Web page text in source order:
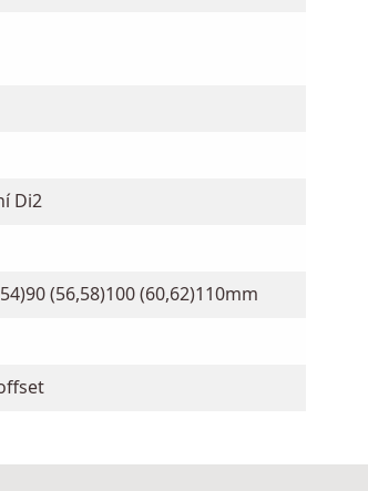
Di2
(56,58)100 (60,62)110mm